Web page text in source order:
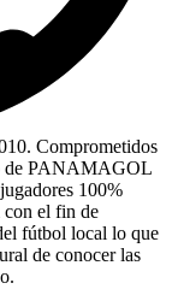
Comprometidos
de PANAMAGOL
100%
con el fin de
fútbol local lo que
de conocer las